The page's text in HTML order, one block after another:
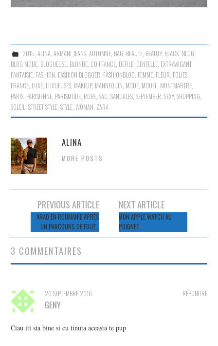
2015, ALINA, ARMANI JEANS, AUTOMNE, BAG, BEAUTE, BEAUTY, BLACK, BLOG,
BLOG MODE, BLOGUEUSE, BLONDE, COIFFANCE, DEFILE, DENTELLE, EXTRAVAGANT,
FANTAISIE, FASHION, FASHION BLOGGER, FASHIONBLOG, FEMME, FLEUR, FOLIES,
FRANCE, LUXE, LUXUEUSES, MAKEUP, MANNEQUIN, MODE, MODEL, MONTMARTRE,
PARIS, PARISIENNE, PARISMODE, ROBE,SAC,SANDALES,SEPTEMBER,SEXY,SHOPPING,
SOLEIL,STREET STYLE,STYLE,WOMAN, ZARA
ALINA
MORE POSTS
Navigation
articles
PREVIOUS ARTICLE
ARAD EN ROUMANIE APRÈS
UN PARCOURS DE FOLIE…
NEXT ARTICLE
MON APPLE WATCH AU
POIGNET…
3 COMMENTAIRES
RÉPONDRE
20 SEPTEMBRE 2016
GENY
Ciau iti sta bine si cu tinuta aceasta te pup